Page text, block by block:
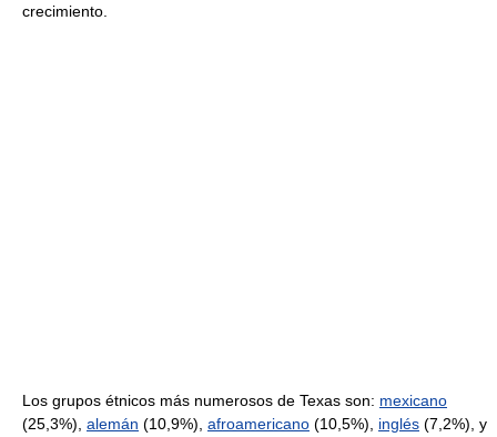
crecimiento.
Los grupos étnicos más numerosos de Texas son: mexicano
(25,3%), alemán (10,9%), afroamericano (10,5%), inglés (7,2%), y